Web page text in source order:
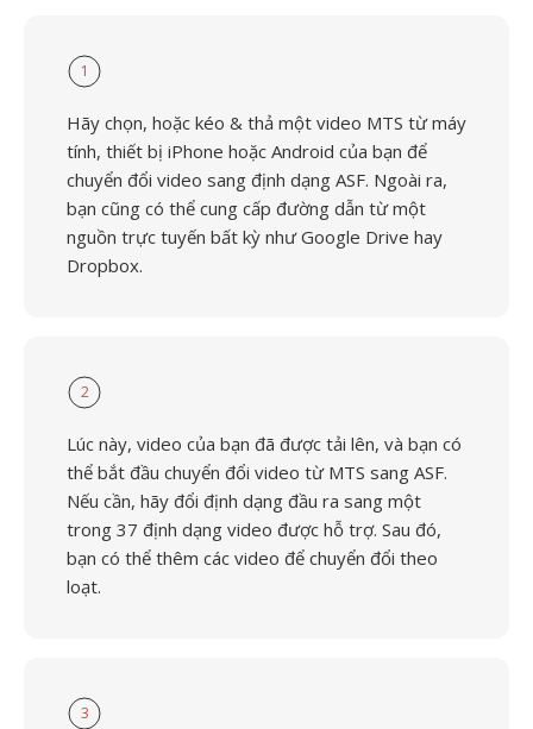
1
Hãy chọn, hoặc kéo & thả một video MTS từ máy
tính, thiết bị iPhone hoặc Android của bạn để
chuyển đổi video sang định dạng ASF. Ngoài ra,
bạn cũng có thể cung cấp đường dẫn từ một
nguồn trực tuyến bất kỳ như Google Drive hay
Dropbox.
2
Lúc này, video của bạn đã được tải lên, và bạn có
thể bắt đầu chuyển đổi video từ MTS sang ASF.
Nếu cần, hãy đổi định dạng đầu ra sang một
trong 37 định dạng video được hỗ trợ. Sau đó,
bạn có thể thêm các video để chuyển đổi theo
loạt.
3